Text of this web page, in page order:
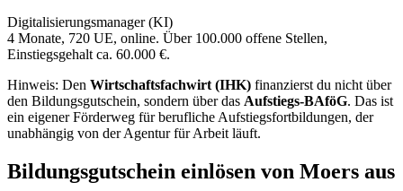
Digitalisierungsmanager (KI)
4 Monate, 720 UE, online. Über 100.000 offene Stellen,
Einstiegsgehalt ca. 60.000 €.
Hinweis: Den Wirtschaftsfachwirt (IHK) finanzierst du nicht über
den Bildungsgutschein, sondern über das Aufstiegs-BAföG. Das ist
ein eigener Förderweg für berufliche Aufstiegsfortbildungen, der
unabhängig von der Agentur für Arbeit läuft.
Bildungsgutschein einlösen von Moers aus